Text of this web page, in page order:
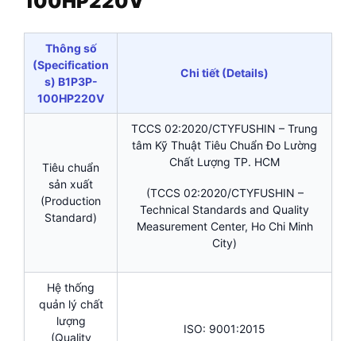
Thông số
(Specification
s) B1P3P-
100HP220V
Chi tiết (Details)
Tiêu chuẩn
sản xuất
(Production
Standard)
TCCS 02:2020/CTYFUSHIN – Trung
tâm Kỹ Thuật Tiêu Chuẩn Đo Lường
Chất Lượng TP. HCM
(TCCS 02:2020/CTYFUSHIN –
Technical Standards and Quality
Measurement Center, Ho Chi Minh
City)
Hệ thống
quản lý chất
lượng
(Quality
ISO: 9001:2015